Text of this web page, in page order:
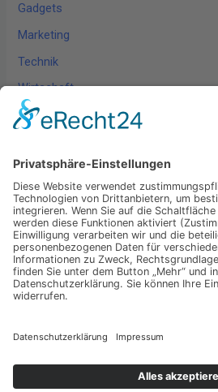
Gadgets
Marketing
Technik
Wirtschaft
Wissen
Schlagwörter
Digitalisierung Marketing Technik